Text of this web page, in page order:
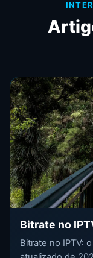
Bitrate no
Bitrate no IPTV: